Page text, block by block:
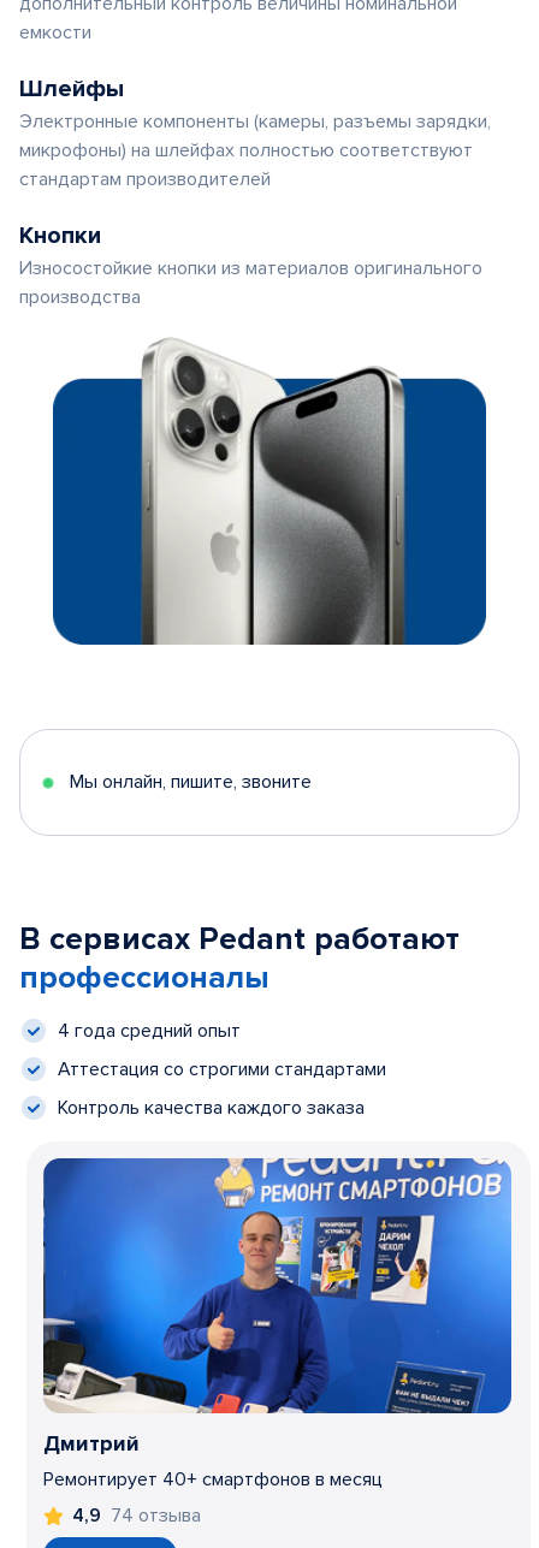
емкости
Шлейфы
Электронные компоненты (камеры, разъемы зарядки,
микрофоны) на шлейфах полностью соответствуют
стандартам производителей
Кнопки
Износостойкие кнопки из материалов оригинального
производства
Мы онлайн, пишите, звоните
В сервисах Pedant работают
профессионалы
4 года средний опыт
Аттестация со строгими стандартами
Контроль качества каждого заказа
Дмитрий
Ремонтирует 40+ смартфонов в месяц
4,9 74 отзыва